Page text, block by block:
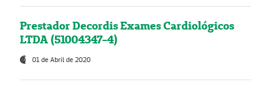
Prestador Decordis Exames Cardiológicos
LTDA (51004347-4)
01 de Abril de 2020